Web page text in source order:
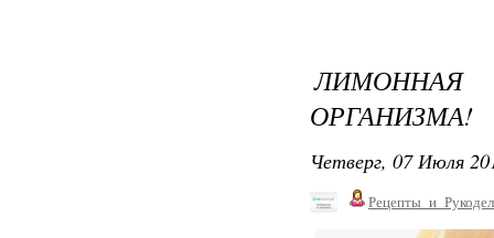
ОРГАНИЗМА!
Четверг, 07 Июля